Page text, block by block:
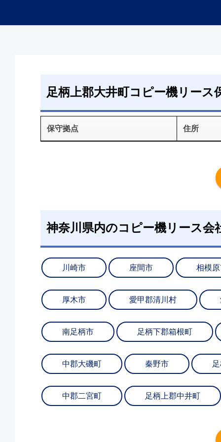
足柄上郡大井町コピー機リース
保守拠点 住所
神奈川県内のコピー機リース会
川崎市 座間市 相模
厚木市 愛甲郡清川村
南足柄市 足柄下郡箱根町
中郡大磯町 秦野市
中郡二宮町 足柄上郡中井町